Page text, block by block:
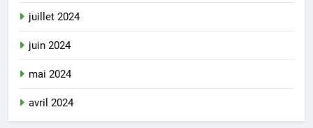
juillet 2024
juin 2024
mai 2024
avril 2024